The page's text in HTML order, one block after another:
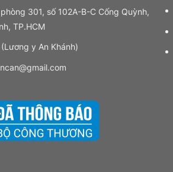
301, số 102A-B-C Cống Quỳnh,
TP.HCM
y An Khánh)